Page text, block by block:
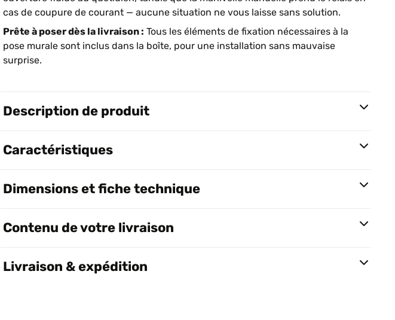
cas de coupure de courant — aucune situation ne vous laisse sans solution.
Prête à poser dès la livraison : Tous les éléments de fixation nécessaires à la
pose murale sont inclus dans la boîte, pour une installation sans mauvaise
surprise.
Description de produit
Caractéristiques
Dimensions et fiche technique
Contenu de votre livraison
Livraison & expédition